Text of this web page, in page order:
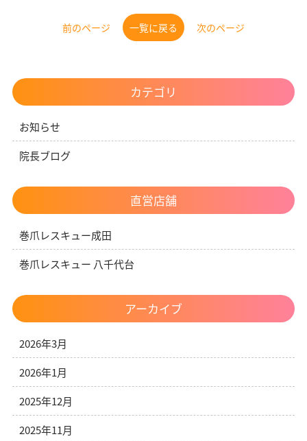
前のページ 一覧に戻る 次のページ
カテゴリ
お知らせ
院長ブログ
直営店舗
巻爪レスキュー成田
巻爪レスキュー 八千代台
アーカイブ
2026年3月
2026年1月
2025年12月
2025年11月